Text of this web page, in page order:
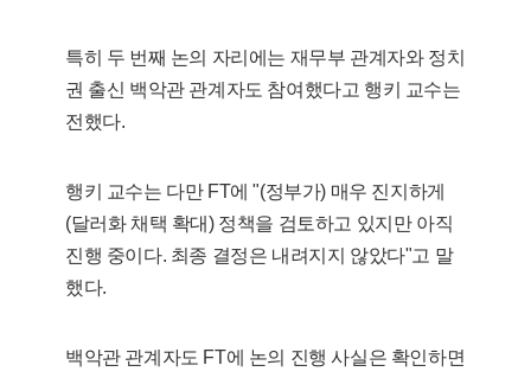
특히 두 번째 논의 자리에는 재무부 관계자와 정치
권 출신 백악관 관계자도 참여했다고 행키 교수는
전했다.
행키 교수는 다만 FT에 "(정부가) 매우 진지하게
(달러화 채택 확대) 정책을 검토하고 있지만 아직
진행 중이다. 최종 결정은 내려지지 않았다"고 말
했다.
백악관 관계자도 FT에 논의 진행 사실은 확인하면